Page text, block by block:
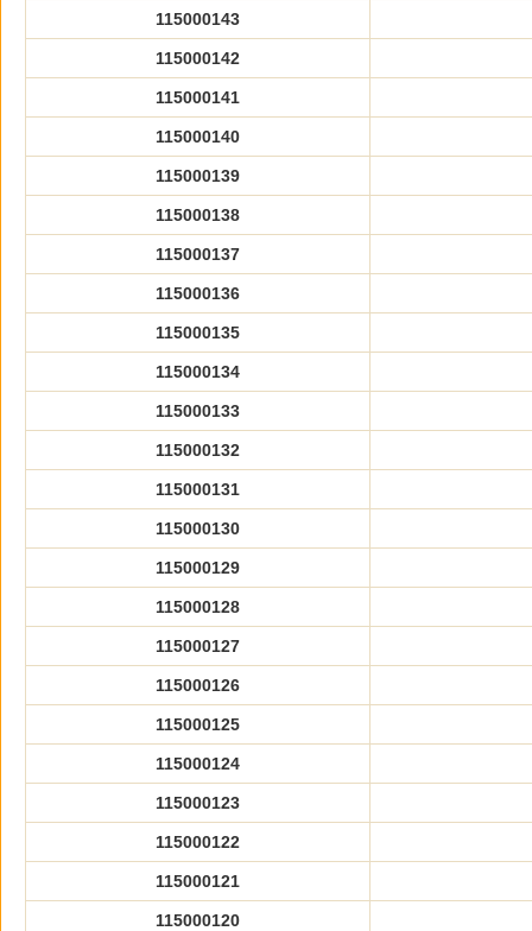
115000143
115000142
115000141
115000140
115000139
115000138
115000137
115000136
115000135
115000134
115000133
115000132
115000131
115000130
115000129
115000128
115000127
115000126
115000125
115000124
115000123
115000122
115000121
115000120